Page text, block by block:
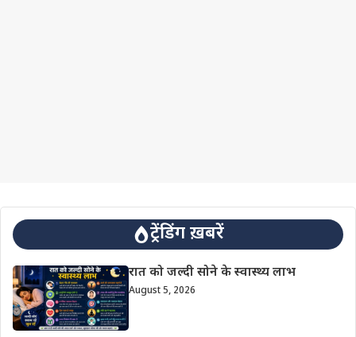
ट्रेंडिंग ख़बरें
रात को जल्दी सोने के स्वास्थ्य लाभ
August 5, 2026